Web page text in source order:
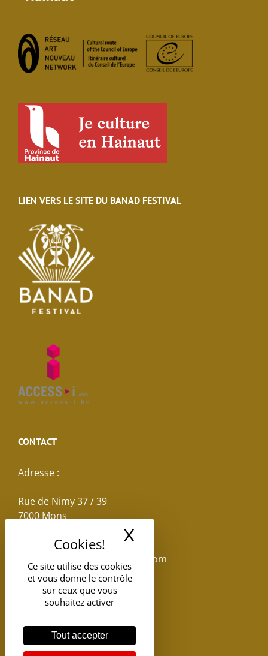
Ce site utilise des cookies
et vous donne le contrôle
sur ceux que vous
souhaitez activer
Tout accepter
X
LIEN VERS LE SITE DU BANAD FESTIVAL
CONTACT
Adresse :
Rue de Nimy 37 / 39
7000 Mons
reservations.losseau@gmail.com
Tel: +32(0)65.398.880